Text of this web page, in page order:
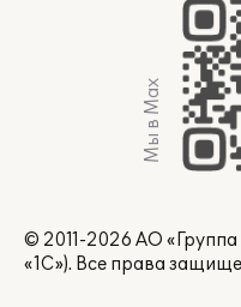
Мы в Max
© 2011-2026 АО
«1С»). Все права